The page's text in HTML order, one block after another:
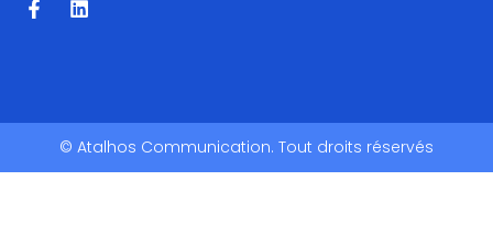
© Atalhos Communication. Tout droits réservés